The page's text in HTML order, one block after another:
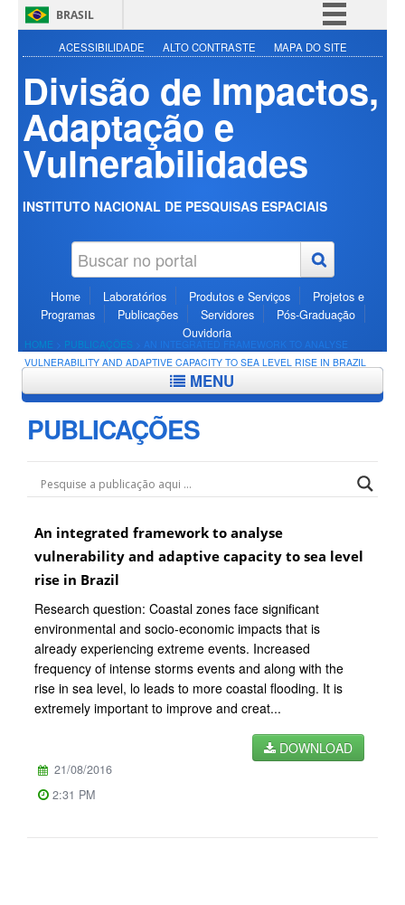
BRASIL
Simplifique!
Participe
Acesso à informação
Legislação
ACESSIBILIDADE ALTO CONTRASTE MAPA DO SITE
Divisão de Impactos,
Adaptação e
Vulnerabilidades
INSTITUTO NACIONAL DE PESQUISAS ESPACIAIS
Home Laboratórios Produtos e Serviços
Projetos e
Programas
Publicações Servidores
Pós-Graduação
Ouvidoria
HOME > PUBLICAÇÕES
AN INTEGRATED FRAMEWORK TO ANALYSE
VULNERABILITY AND ADAPTIVE CAPACITY TO SEA LEVEL RISE IN BRAZIL
MENU
PUBLICAÇÕES
An integrated framework to analyse
vulnerability and adaptive capacity to sea level
rise in Brazil
Research question: Coastal zones face significant
environmental and socio-economic impacts that is
already experiencing extreme events. Increased
frequency of intense storms events and along with the
rise in sea level, lo leads to more coastal flooding. It is
extremely important to improve and creat...
DOWNLOAD
21/08/2016
2:31 PM